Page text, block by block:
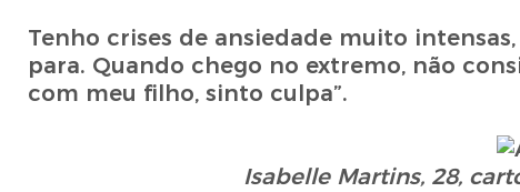
Tenho crises de ansiedade muito
para. Quando chego no extremo, não
com meu filho, sinto culpa”.
Isabelle Martins, 28,